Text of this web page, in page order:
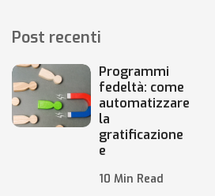
Post recenti
Programmi
fedeltà: come
automatizzare
la
gratificazione
e
10 Min Read